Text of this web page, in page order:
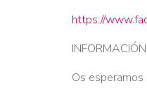
https://
Os esperamos